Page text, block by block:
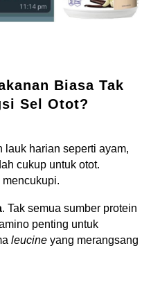
Biasa Tak
Sel Otot?
lauk harian seperti ayam,
cukup untuk otot.
.Tak semua sumber protein
penting untuk
leucine yang merangsang